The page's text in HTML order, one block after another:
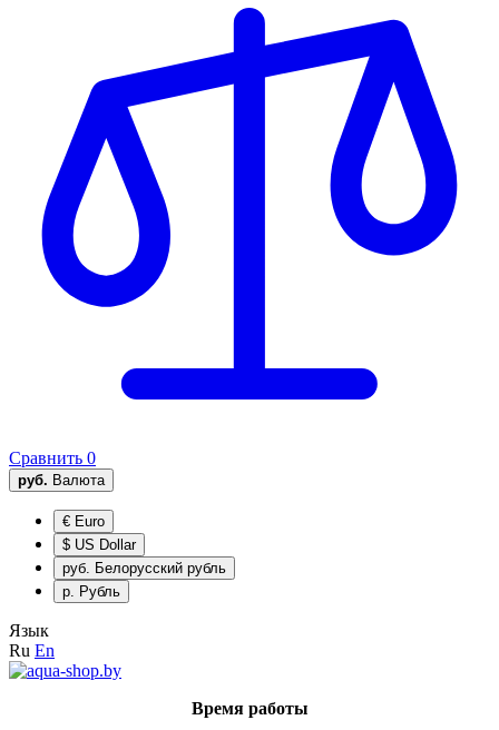
Сравнить 0
руб. Валюта
€ Euro
$ US Dollar
руб. Белорусский рубль
р. Рубль
Язык
Ru En
Время работы